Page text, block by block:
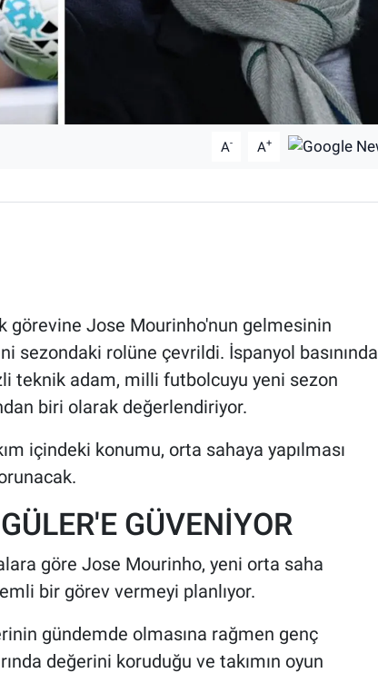
A- A+
görevine Jose Mourinho'nun gelmesinin
sezondaki rolüne çevrildi. İspanyol basınında
teknik adam, milli futbolcuyu yeni sezon
biri olarak değerlendiriyor.
içindeki konumu, orta sahaya yapılması
GÜVENİYOR
göre Jose Mourinho, yeni orta saha
bir görev vermeyi planlıyor.
gündemde olmasına rağmen genç
değerini koruduğu ve takımın oyun